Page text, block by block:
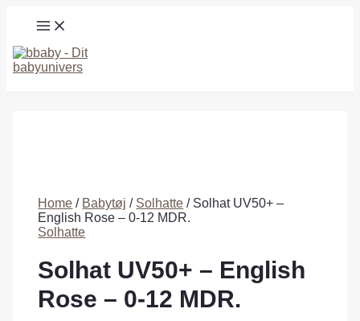
MAIN
MENU
Home / Babytøj / Solhatte / Solhat UV50+ –
English Rose – 0-12 MDR.
Solhatte
Solhat UV50+ – English
Rose – 0-12 MDR.